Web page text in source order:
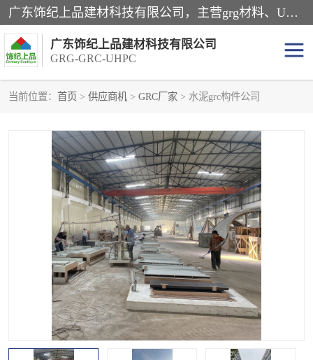
广东饰纪上品建材科技有限公司，主营grg材料、UHPC板、grc构件、uhpc幕墙板、grg厂家、grc厂家、uhpc厂家、GRG吊顶、grg石膏板、grg构件、外墙grc线条、grg造型、grg材料定制，uhpc高性能混凝土，uhpc构件，uhpc镂空挂板，grg材料生产厂家，广东grg厂家，广东grc厂家，联系方式*，2万平厂房，如果您对我公司的产品服务感兴趣，请联系我们。
广东饰纪上品建材科技有限公司
GRG-GRC-UHPC
当前位置： 首页 > 供应商机 > GRC厂家 > 水泥grc构件公司
UHPC构件 发泡陶瓷装饰构件
GRG造型 GRC厂家
GRG吊顶 GRG材料生产厂家
UHPC幕墙板 GRC树池坐凳
UHPC树池坐凳